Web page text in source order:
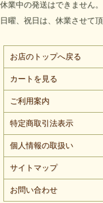
休業中の発送はできません。
日曜、祝日は、休業させて頂
お店のトップへ戻る
カートを見る
ご利用案内
特定商取引法表示
個人情報の取扱い
サイトマップ
お問い合わせ